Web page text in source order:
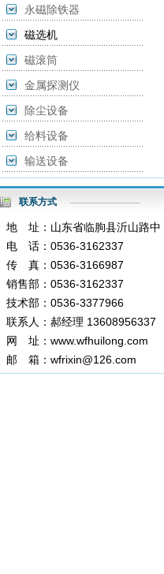
永磁除铁器
磁选机
磁滚筒
金属探测仪
除尘设备
给料设备
输送设备
联系方式
地 址：山东省临朐县沂山路中
段
电 话：0536-3162337
传 真：0536-3166987
3377966
销售部：0536-3162337
技术部：0536-3377966
联系人：郝经理 13608956337
网 址：www.wfhuilong.com
邮 箱：wfrixin@126.com